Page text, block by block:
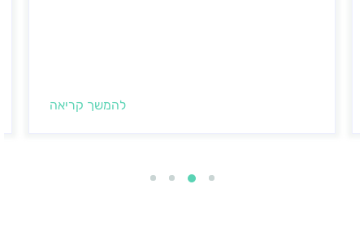
להמשך קריאה